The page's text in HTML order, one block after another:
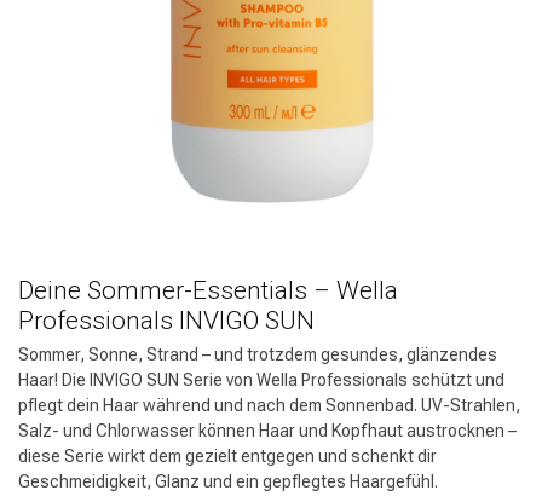
Deine Sommer-Essentials – Wella
Professionals INVIGO SUN
Sommer, Sonne, Strand – und trotzdem gesundes, glänzendes
Haar! Die INVIGO SUN Serie von Wella Professionals schützt und
pflegt dein Haar während und nach dem Sonnenbad. UV-Strahlen,
Salz- und Chlorwasser können Haar und Kopfhaut austrocknen –
diese Serie wirkt dem gezielt entgegen und schenkt dir
Geschmeidigkeit, Glanz und ein gepflegtes Haargefühl.